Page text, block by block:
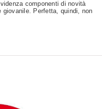
componenti di novità
giovanile. Perfetta, quindi, non